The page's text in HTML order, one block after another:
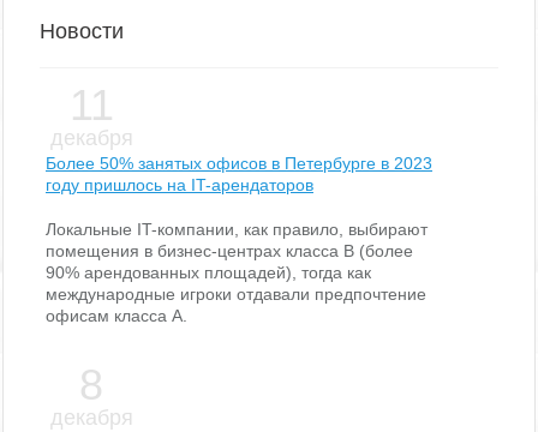
Новости
11
декабря
Более 50% занятых офисов в Петербурге в 2023
году пришлось на IT-арендаторов
Локальные IT-компании, как правило, выбирают
помещения в бизнес-центрах класса В (более
90% арендованных площадей), тогда как
международные игроки отдавали предпочтение
офисам класса А.
8
декабря